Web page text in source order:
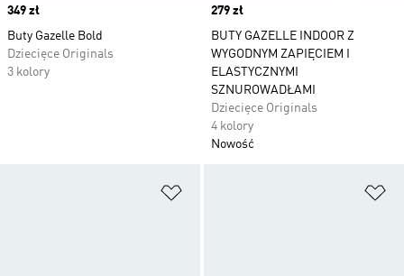
Price
349 zł
Buty Gazelle Bold
Dziecięce Originals
3 kolory
Price
279 zł
BUTY GAZELLE INDOOR Z
WYGODNYM ZAPIĘCIEM I
ELASTYCZNYMI
SZNUROWADŁAMI
Dziecięce Originals
4 kolory
Nowość